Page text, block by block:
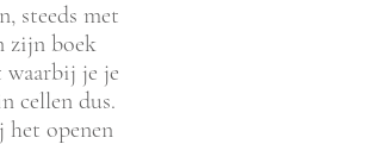
steeds met
zijn boek
waarbij je je
cellen dus.
het openen